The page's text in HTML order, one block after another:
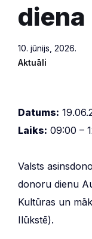
10. jūnijs, 2026.
Aktuāli
Datums:
Laiks: 09:00 –
Valsts
donoru dienu
Kultūras un
Ilūkstē).